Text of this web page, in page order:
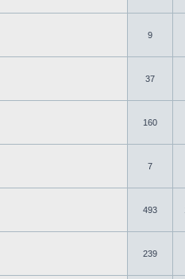
9
37
160
7
493
239